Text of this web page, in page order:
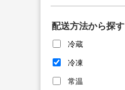
配送方法から探す
冷蔵
冷凍
常温